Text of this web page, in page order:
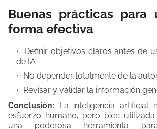
Buenas prácticas para
forma efectiva
Definir objetivos claros antes de
de IA
No depender totalmente de la
Revisar y validar la información
Conclusión: La inteligencia artificial
esfuerzo humano, pero bien
una poderosa herramienta